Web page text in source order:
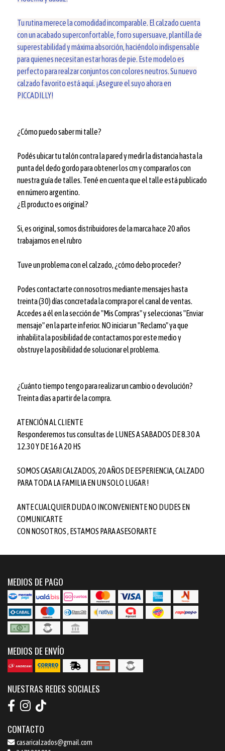
Tu rutina merece la comodidad incomparable. El calzado cuenta
con un acabado superconfortable, forro supersuave, plantilla de
superestabilidad y máxima absorción, haciéndolo indispensable
para quienes necesitan estar horas de pie. Este modelo es
perfecto para realzar conjuntos con colores neutros. Su nuevo
calzado favorito está aquí. ¡Asegure el suyo ahora en
PICCADILLY!
¿Cómo puedo saber mi talle?
Podés ubicar tu talón contra la pared y medir la distancia hasta la
punta del dedo gordo para obtener los cm y compararlos con
nuestra guía de talles. Tené en cuenta que el talle está publicado
en número argentino.
¿El producto es original?
Si, es original, somos distribuidores de la marca hace 20 años
trabajamos en el rubro
Tuve un problema con el calzado, ¿cómo debo proceder?
Podes contactarte con nosotros mediante mensajes hasta
treinta (30) días concretada la compra por el canal de ventas.
Accedes a él en la sección de "Mis Compras" y seleccionas "Enviar
mensaje" en la parte inferior. NO iniciar un "Reclamo" ya que
inhabilita la posibilidad de contactarnos por este medio y
obstruye la posibilidad de solucionar el problema.
¿Cuánto tiempo tengo para realizar un cambio o devolución?
Treinta días a partir de la compra.
ATENCIÓN AL CLIENTE
Responderemos tus consultas de LUNES A SABADOS DE 8.30 A
12.30 Y DE 16 A 20 HS
SOMOS CASARI CALZADOS, 20 AÑOS DE ESPERIENCIA, CALZADO
PARA TODA LA FAMILIA EN UN SOLO LUGAR !
ANTE CUALQUIER DUDA O INCONVENIENTE NO DUDES EN
COMUNICARTE
CON NOSOTROS , ESTAMOS PARA ASESORARTE
MEDIOS DE PAGO
MEDIOS DE ENVÍO
NUESTRAS REDES SOCIALES
CONTACTO
casaricalzados@gmail.com